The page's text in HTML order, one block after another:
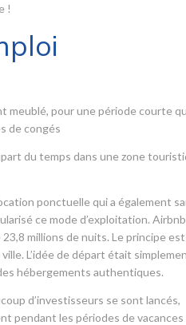
!
meublé, pour une période courte
de congés
du temps dans une zone
ponctuelle qui a également
ce mode d’exploitation. Airbnb
millions de nuits. Le principe
L’idée de départ était
hébergements authentiques.
d’investisseurs se sont lancés,
pendant les périodes de vacances